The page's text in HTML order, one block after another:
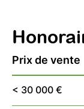
Prix de vente
< 30 000 €